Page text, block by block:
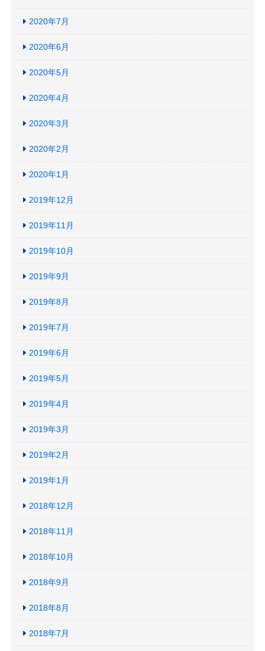
2020年7月
2020年6月
2020年5月
2020年4月
2020年3月
2020年2月
2020年1月
2019年12月
2019年11月
2019年10月
2019年9月
2019年8月
2019年7月
2019年6月
2019年5月
2019年4月
2019年3月
2019年2月
2019年1月
2018年12月
2018年11月
2018年10月
2018年9月
2018年8月
2018年7月